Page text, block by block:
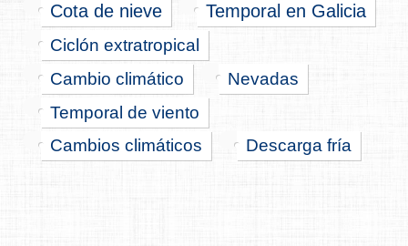
Cota de nieve
Temporal en Galicia
Ciclón extratropical
Cambio climático
Nevadas
Temporal de viento
Cambios climáticos Descarga fría